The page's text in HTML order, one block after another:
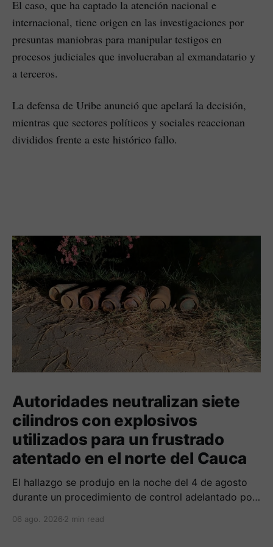
El caso, que ha captado la atención nacional e
internacional, tiene origen en las investigaciones por
presuntas maniobras para manipular testigos en
procesos judiciales que involucraban al exmandatario y
a terceros.
La defensa de Uribe anunció que apelará la decisión,
mientras que sectores políticos y sociales reaccionan
divididos frente a este histórico fallo.
Autoridades neutralizan siete
cilindros con explosivos
utilizados para un frustrado
atentado en el norte del Cauca
El hallazgo se produjo en la noche del 4 de agosto
durante un procedimiento de control adelantado por
06 ago. 2026 2 min read